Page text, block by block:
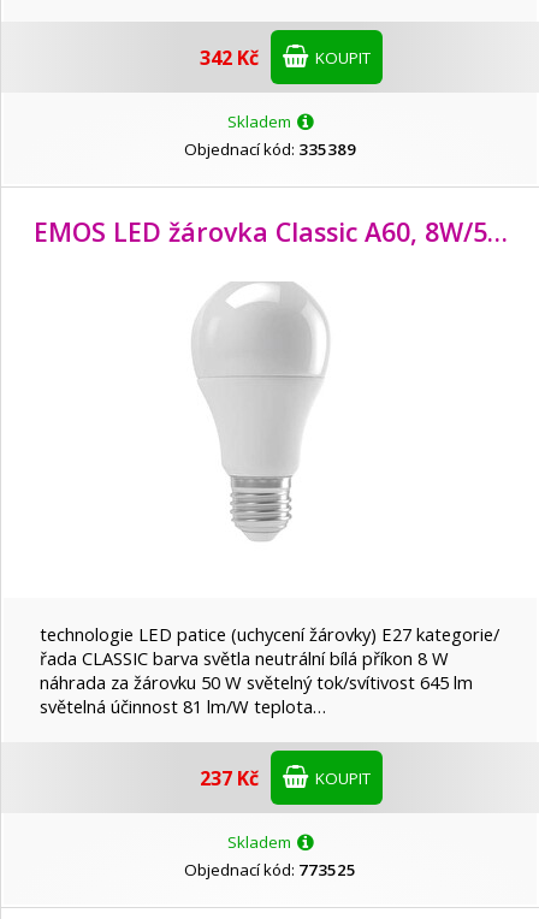
Panasonic
Platinet
TP-LINK
342 Kč KOUPIT
Skladem
Objednací kód: 335389
EMOS LED žárovka Classic A60, 8W/50W E27, NW neutrální bílá, 645 lm, Classic, F
technologie LED patice (uchycení žárovky) E27 kategorie/
řada CLASSIC barva světla neutrální bílá příkon 8 W
náhrada za žárovku 50 W světelný tok/svítivost 645 lm
světelná účinnost 81 lm/W teplota…
237 Kč KOUPIT
Skladem
Objednací kód: 773525